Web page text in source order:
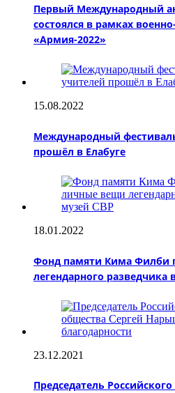
Первый Международный
состоялся в рамках
«Армия-2022»
15.08.2022
Международный
прошёл в Елабуге
18.01.2022
Фонд памяти Кима Филби
легендарного разведчика
23.12.2021
Председатель